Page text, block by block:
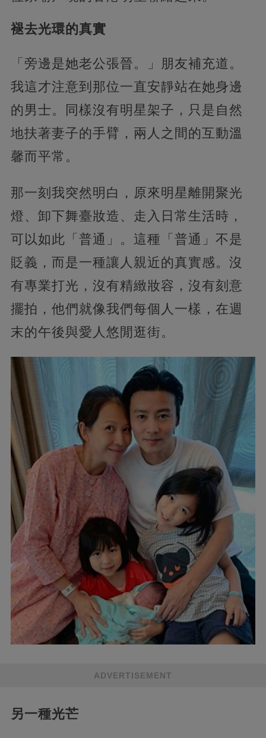
褪去光環的真實
「旁邊是她老公張晉。」朋友補充道。
我這才注意到那位一直安靜站在她身邊
的男士。同樣沒有明星架子，只是自然
地扶著妻子的手臂，兩人之間的互動溫
馨而平常。
那一刻我突然明白，原來明星離開聚光
燈、卸下舞臺妝造、走入日常生活時，
可以如此「普通」。這種「普通」不是
貶義，而是一種讓人親近的真實感。沒
有專業打光，沒有精緻妝容，沒有刻意
擺拍，他們就像我們每個人一樣，在週
末的午後與愛人悠閒逛街。
ADVERTISEMENT
另一種光芒